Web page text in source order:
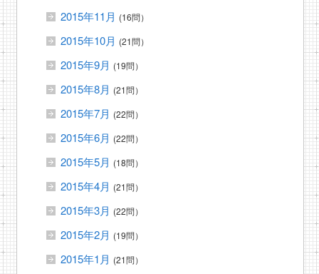
2015年11月 (16問）
2015年10月 (21問）
2015年9月 (19問）
2015年8月 (21問）
2015年7月 (22問）
2015年6月 (22問）
2015年5月 (18問）
2015年4月 (21問）
2015年3月 (22問）
2015年2月 (19問）
2015年1月 (21問）